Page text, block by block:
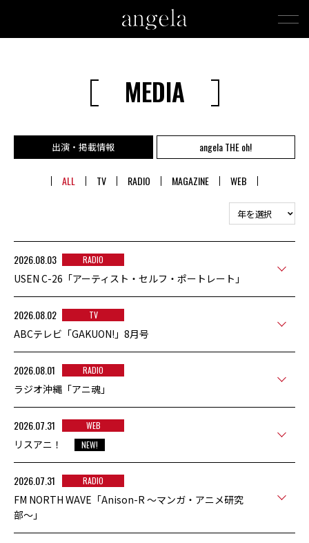
MEDIA
出演・掲載情報 angela THE oh!
ALL TV RADIO MAGAZINE WEB
2026.08.03 RADIO
USEN C-26「アーティスト・セルフ・ポートレート」
2026.08.02 TV
ABCテレビ「GAKUON!」8月号
2026.08.01 RADIO
ラジオ沖縄「アニ魂」
2026.07.31 WEB
リスアニ！ NEW!
2026.07.31 RADIO
FM NORTH WAVE「Anison-R 〜マンガ・アニメ研究
部〜」